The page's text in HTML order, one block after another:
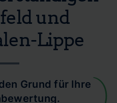
und
Lippe
Grund für Ihre